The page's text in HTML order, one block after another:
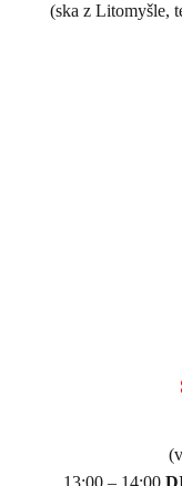
(ska z Litomyšle,